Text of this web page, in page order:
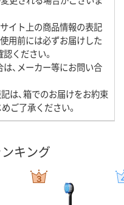
イト上の商品情報の表記
用前には必ずお届けした
ください。
、メーカー等にお問い合
は、箱でのお届けをお約束
ご了承ください。
キング